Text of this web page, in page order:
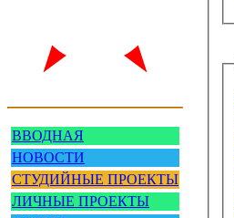
ВВОДНАЯ
НОВОСТИ
СТУДИЙНЫЕ ПРОЕКТЫ
ЛИЧНЫЕ ПРОЕКТЫ